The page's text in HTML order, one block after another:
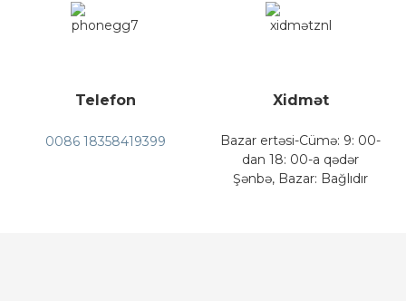
Telefon
0086 18358419399
Xidmət
Bazar ertəsi-Cümə: 9: 00-
dan 18: 00-a qədər
Şənbə, Bazar: Bağlıdır